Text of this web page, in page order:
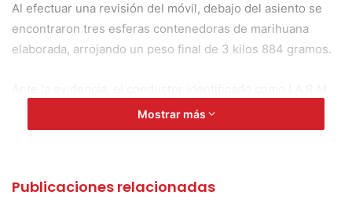
Al efectuar una revisión del móvil, debajo del asiento se
encontraron tres esferas contenedoras de marihuana
elaborada, arrojando un peso final de 3 kilos 884 gramos.
de 25 años, fue detenido por el delito de tráfico de drogas
y puesto a disposición del tribunal local correspondiente.
25 años 3 kilos
Mostrar más
Publicaciones relacionadas